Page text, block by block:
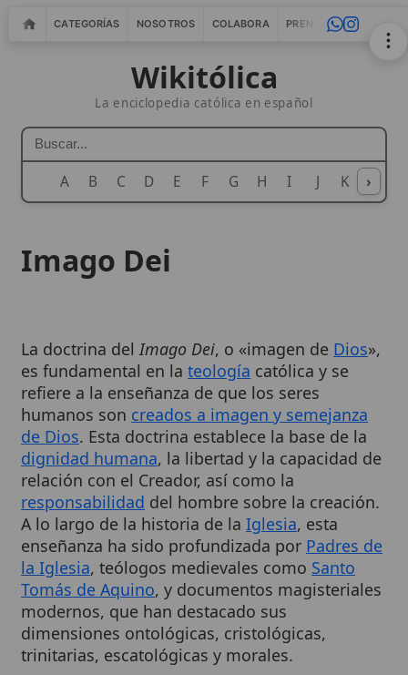
CATEGORÍAS NOSOTROS COLABORA PRENSA WEBMASTERS
Wikitólica
La enciclopedia católica en español
A B C D E F G H I J K L M
›
refiere a la enseñanza de que los seres
humanos soncreados a imagen y semejanza
de Dios . Esta doctrina establece la base de la
dignidad humana, la libertad y la capacidad de
relación con el Creador, así como la
responsabilidaddel hombre sobre la creación.
A lo largo de la historia de laIglesia, esta
enseñanza ha sido profundizada porPadres de
la Iglesia, teólogos medievales como Santo
Tomás de Aquino, y documentos magisteriales
modernos, que han destacado sus
dimensiones ontológicas, cristológicas,
trinitarias, escatológicas y morales.
Cuadro resumen
[Datos abiertos]